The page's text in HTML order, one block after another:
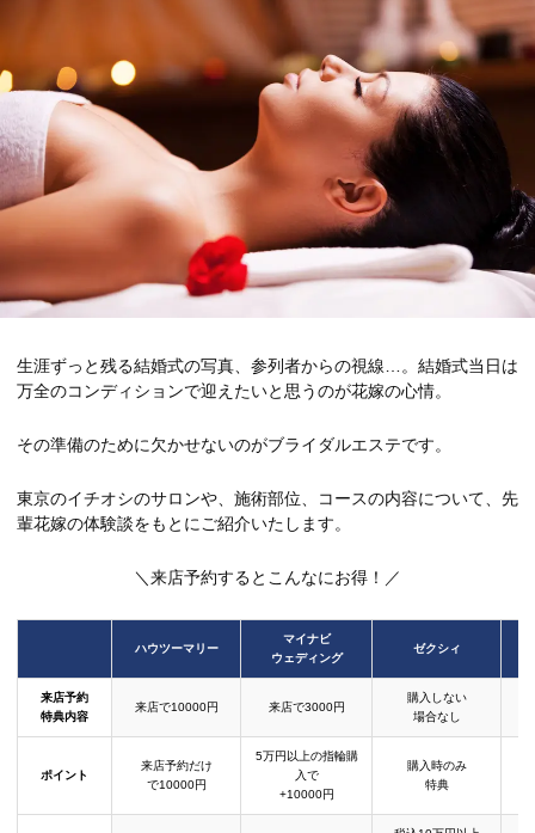
生涯ずっと残る結婚式の写真、参列者からの視線…。結婚式当日は
万全のコンディションで迎えたいと思うのが花嫁の心情。
その準備のために欠かせないのがブライダルエステです。
東京のイチオシのサロンや、施術部位、コースの内容について、先
輩花嫁の体験談をもとにご紹介いたします。
＼来店予約するとこんなにお得！／
ハウツーマリー
マイナビ
ウェディング
ゼクシィ
来店予約
特典内容
来店で10000円 来店で3000円
購入しない
場合なし
ポイント
来店予約だけ
で10000円
5万円以上の指輪購
入で
+10000円
購入時のみ
特典